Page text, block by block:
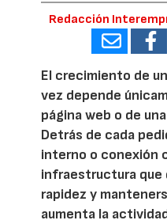
Redacción
El crecimiento de
vez depende
página web o de
Detrás de cada
interno o conexión
infraestructura que
rapidez y
aumenta la